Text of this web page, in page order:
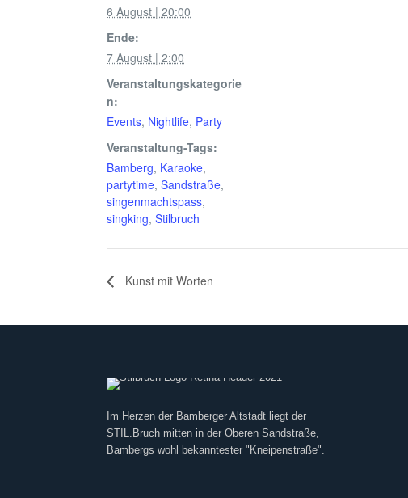
6 August | 20:00
Ende:
7 August | 2:00
Veranstaltungskategorie
n:
Events, Nightlife, Party
Veranstaltung-Tags:
Bamberg, Karaoke,
partytime,Sandstraße,
singenmachtspass,
singking,Stilbruch
Kunst mit Worten
Im Herzen der Bamberger Altstadt liegt der
STIL.Bruch mitten in der Oberen Sandstraße,
Bambergs wohl bekanntester "Kneipenstraße".